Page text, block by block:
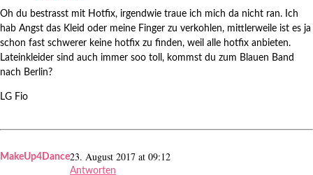
Oh du bestrasst mit Hotfix, irgendwie traue ich mich da nicht ran. Ich
hab Angst das Kleid oder meine Finger zu verkohlen, mittlerweile ist es ja
schon fast schwerer keine hotfix zu finden, weil alle hotfix anbieten.
Lateinkleider sind auch immer soo toll, kommst du zum Blauen Band
nach Berlin?
LG Fio
MakeUp4Dance23. August 2017 at 09:12
Antworten